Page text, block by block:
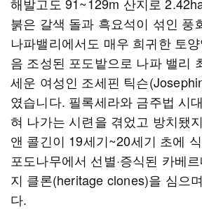
붉은 갈색 돌과 흑요석이 섞인 풍
나파밸리에서도 매우 희귀한 토
음 조성된 포도밭으로 나파 밸리
세운 여성인 조세핀 틱슨
였습니다. 필록세라와 금주법 시
혀 나가는 시련을 겪었고 방치됐
앤 콜긴이 19세기~20세기 초에
포도나무에서 선별·증식된 카베
지 클론(heritage clones)을 심으
다.